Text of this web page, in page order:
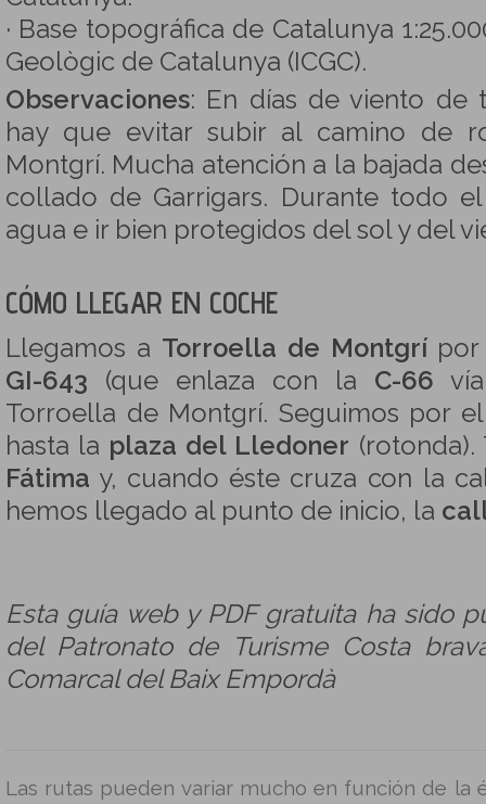
· Base topográfica de Catalunya
Geològic de Catalunya (ICGC).
Observaciones: En días de viento de
hay que evitar subir al camino de
Montgrí. Mucha atención a la bajada
collado de Garrigars. Durante todo
agua e ir bien protegidos del sol y del
CÓMO LLEGAR EN COCHE
Llegamos a Torroella de Montgrípor
GI-643 (que enlaza con la C-66
Torroella de Montgrí. Seguimos por
hasta la plaza del Lledoner
Fátima y, cuando éste cruza con la
hemos llegado al punto de inicio, la
Esta guía web y PDF gratuita ha sido
del Patronato de Turisme Costa
Comarcal del Baix Empordà
Las rutas pueden variar mucho en función de la